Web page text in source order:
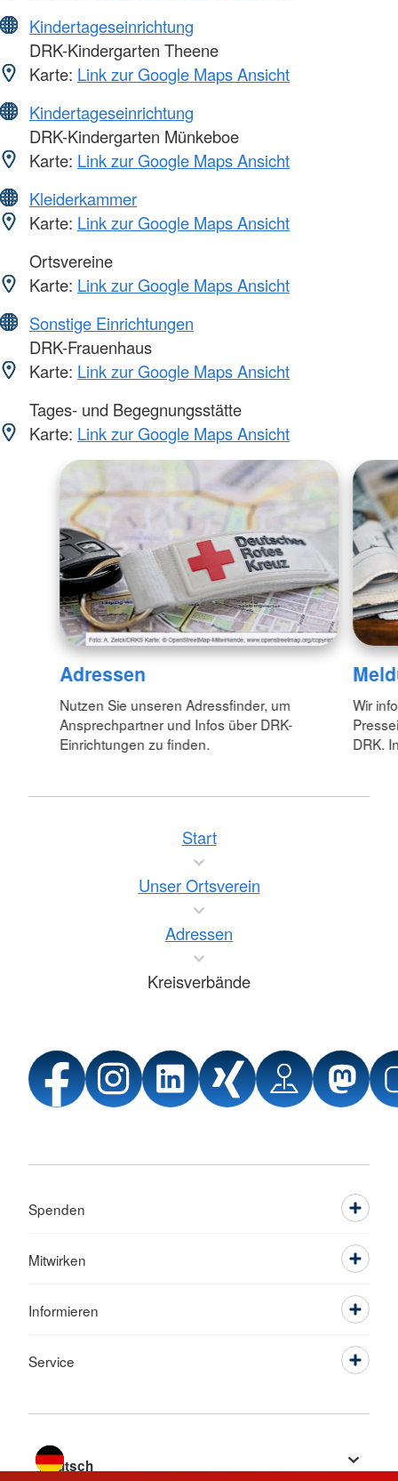
Kindertageseinrichtung
DRK-Kindergarten Theene
Karte: Link zur Google Maps Ansicht
Kindertageseinrichtung
DRK-Kindergarten Münkeboe
Karte: Link zur Google Maps Ansicht
Kleiderkammer
Karte: Link zur Google Maps Ansicht
Ortsvereine
Karte: Link zur Google Maps Ansicht
Sonstige Einrichtungen
DRK-Frauenhaus
Karte: Link zur Google Maps Ansicht
Tages- und Begegnungsstätte
Karte: Link zur Google Maps Ansicht
Adressen
Nutzen Sie unseren Adressfinder, um
Ansprechpartner und Infos über DRK-
Einrichtungen zu finden.
Wir
DRK.
Start
Unser Ortsverein
Adressen
Kreisverbände
Spenden
Mitwirken
Informieren
Service
Sprache wechseln zu